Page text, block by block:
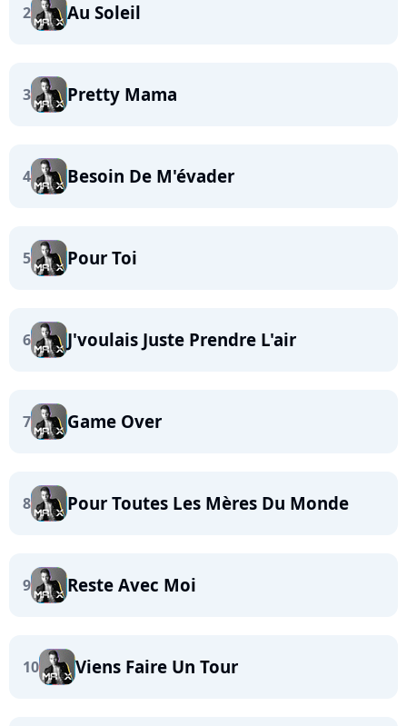
2 Au Soleil
3 Pretty Mama
4 Besoin De M'évader
5 Pour Toi
6 J'voulais Juste Prendre L'air
7 Game Over
8 Pour Toutes Les Mères Du Monde
9 Reste Avec Moi
10 Viens Faire Un Tour